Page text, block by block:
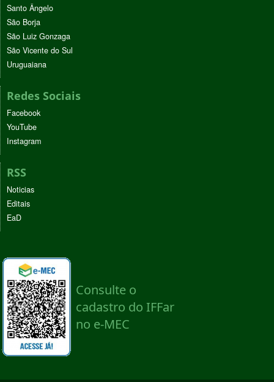
Santo Ângelo
São Borja
São Luiz Gonzaga
São Vicente do Sul
Uruguaiana
Redes Sociais
Facebook
YouTube
Instagram
RSS
Noticias
Editais
EaD